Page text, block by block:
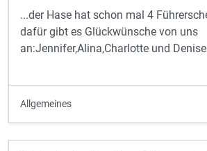
...der Hase hat schon mal 4
dafür gibt es Glückwünsche von uns
an:Jennifer,Alina,Charlotte und
Allgemeines